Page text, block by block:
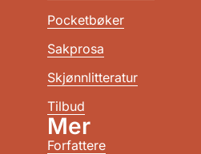
Pocketbøker
Sakprosa
Skjønnlitteratur
Tilbud
Mer
Forfattere